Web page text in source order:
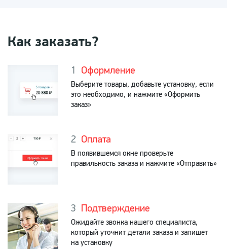
Как заказать?
Оформление
Выберите товары, добавьте установку, если
это необходимо, и нажмите «Оформить
заказ»
Оплата
В появившемся окне проверьте
правильность заказа и нажмите «Отправить»
Подтверждение
Ожидайте звонка нашего специалиста,
который уточнит детали заказа и запишет
на установку